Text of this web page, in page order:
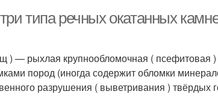
типа речных окатанных
) — рыхлая крупнообломочная ( псефитовая
пород (иногда содержит обломки
разрушения ( выветривания ) твёрдых